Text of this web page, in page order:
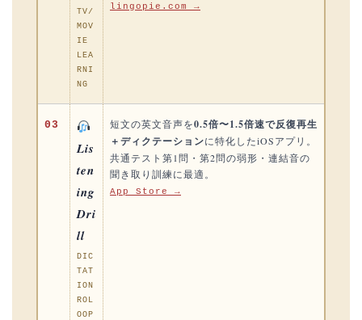
TV/
MOV
IE
LEA
RNI
NG
lingopie.com →
03
Lis
ten
ing
Dri
ll
DIC
TAT
ION
ROL
OOP
短文の英文音声を0.5倍〜1.5倍速で反復再生
＋ディクテーションに特化したiOSアプリ。
共通テスト第1問・第2問の弱形・連結音の
聞き取り訓練に最適。
App Store →